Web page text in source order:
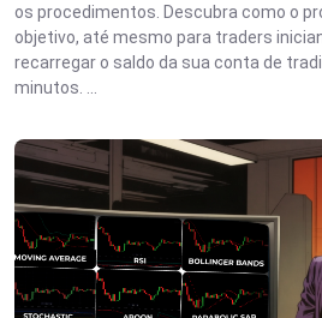
os procedimentos. Descubra como o
objetivo, até mesmo para traders
recarregar o saldo da sua conta de
minutos. ...